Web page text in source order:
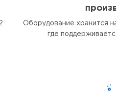
Оборудование хранится
где